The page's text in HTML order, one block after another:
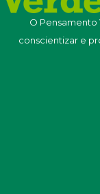
O Pensamento
conscientizar e